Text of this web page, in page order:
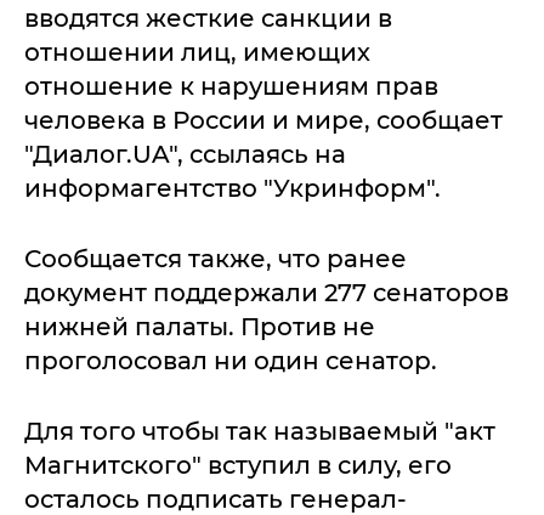
вводятся жесткие санкции в
отношении лиц, имеющих
отношение к нарушениям прав
человека в России и мире, сообщает
"Диалог.UA", ссылаясь на
информагентство "Укринформ".
Сообщается также, что ранее
документ поддержали 277 сенаторов
нижней палаты. Против не
проголосовал ни один сенатор.
Для того чтобы так называемый "акт
Магнитского" вступил в силу, его
осталось подписать генерал-